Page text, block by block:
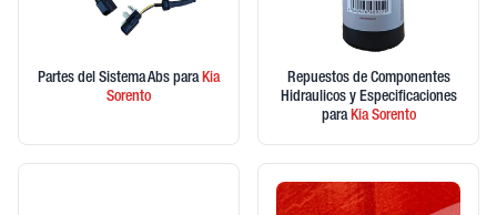
Partes del Sistema Abs paraKia
Sorento
Repuestos de Componentes
Hidraulicos y Especificaciones
paraKiaSorento